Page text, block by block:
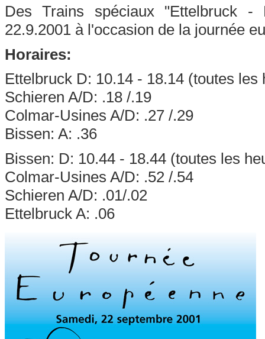
Des Trains spéciaux "Ettelbruck
22.9.2001 à l'occasion de la journée
Horaires:
Ettelbruck D: 10.14 - 18.14 (toutes les
Schieren A/D: .18 /.19
Colmar-Usines A/D: .27 /.29
Bissen: A: .36
Bissen: D: 10.44 - 18.44 (toutes les
Colmar-Usines A/D: .52 /.54
Schieren A/D: .01/.02
Ettelbruck A: .06